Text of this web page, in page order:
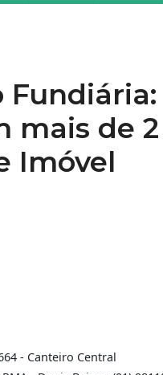
mais de
Imóvel
- Canteiro Central